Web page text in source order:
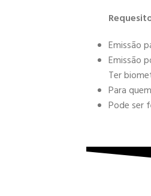
Emissão
Emissão
Ter
Para
Pode ser